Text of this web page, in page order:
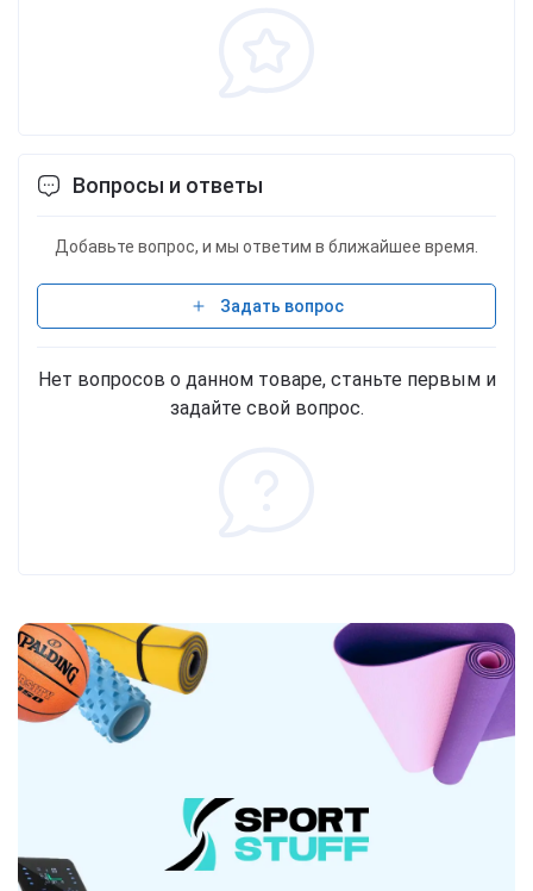
Вопросы и ответы
Добавьте вопрос, и мы ответим в ближайшее время.
Задать вопрос
Нет вопросов о данном товаре, станьте первым и
задайте свой вопрос.